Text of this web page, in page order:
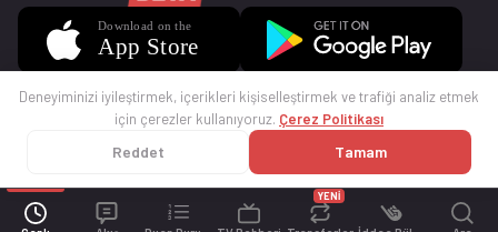
YENİ
© 2025 Ofsayt
Deneyiminizi iyileştirmek, içerikleri kişiselleştirmek ve trafiği analiz etmek
için çerezler kullanıyoruz. Çerez Politikası
Reddet Tamam